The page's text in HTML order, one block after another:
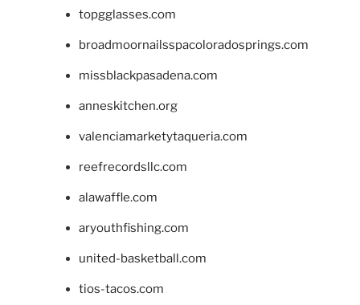
topgglasses.com
broadmoornailsspacoloradosprings.com
missblackpasadena.com
anneskitchen.org
valenciamarketytaqueria.com
reefrecordsllc.com
alawaffle.com
aryouthfishing.com
united-basketball.com
tios-tacos.com